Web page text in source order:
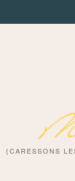
{CARESSONS